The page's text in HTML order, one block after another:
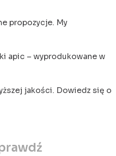
propozycje. My
apic – wyprodukowane w
jakości. Dowiedz się o